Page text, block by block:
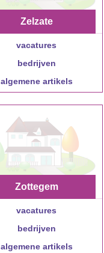
Zelzate
vacatures
bedrijven
algemene artikels
Zottegem
vacatures
bedrijven
algemene artikels